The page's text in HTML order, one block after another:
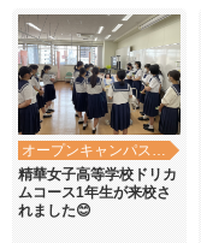
オープンキャンパス・学校見学
精華女子高等学校ドリカ
ムコース1年生が来校さ
れました😊